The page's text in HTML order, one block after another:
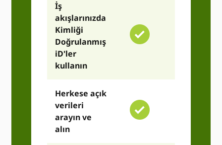
İş
akışlarınızda
Kimliği
Doğrulanmış
iD'ler
kullanın
Herkese açık
verileri
arayın ve
alın